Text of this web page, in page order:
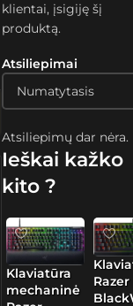
Atsiliepimai
Atsiliepimų dar nėra.
klientai, įsigiję šį
produktą.
Ieškai kažko
kito ?
Klaviatūra
mechaninė
Razer